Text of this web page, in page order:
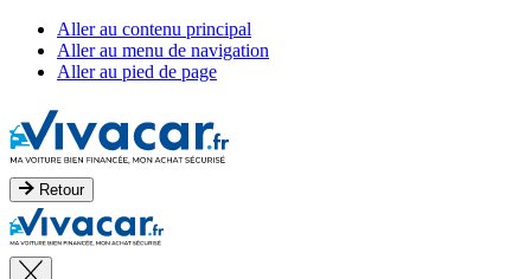
Aller au contenu principal
Aller au menu de navigation
Aller au pied de page
Retour